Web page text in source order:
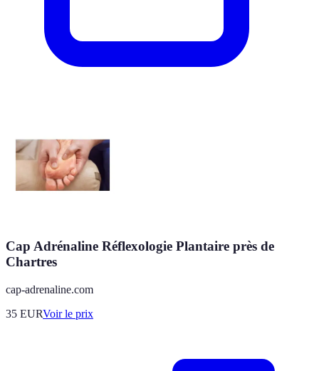
Cap Adrénaline Réflexologie Plantaire près de
Chartres
cap-adrenaline.com
35 EURVoir le prix